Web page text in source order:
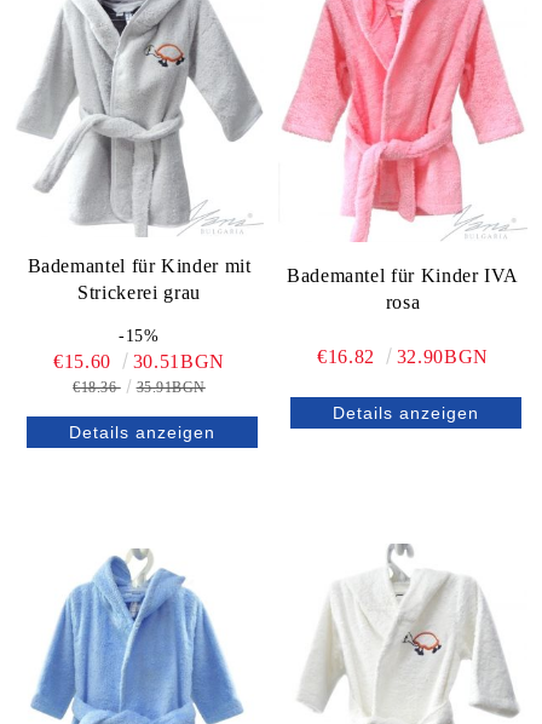
Bademantel für Kinder mit
Strickerei grau
-15%
€15.60 30.51BGN
€18.36 35.91BGN
Details anzeigen
Bademantel für Kinder IVA
rosa
€16.82 32.90BGN
Details anzeigen